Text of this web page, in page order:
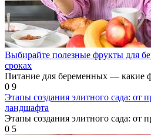
Выбирайте полезные фрукты для
сроках
Питание для беременных — какие
0 9
Этапы создания элитного сада: от
ландшафта
Этапы создания элитного сада: от
0 5